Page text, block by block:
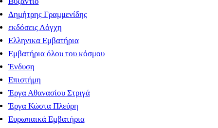
Δημήτρης Γραμμενίδης
εκδόσεις Λόγχη
Ελληνικα Εμβατήρια
Εμβατήρια όλου του κόσμου
Ένδυση
Επιστήμη
Έργα Αθανασίου Στριγά
Έργα Κώστα Πλεύρη
Ευρωπαικά Εμβατήρια